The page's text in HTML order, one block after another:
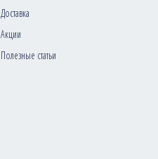
Доставка
Акции
Полезные статьи